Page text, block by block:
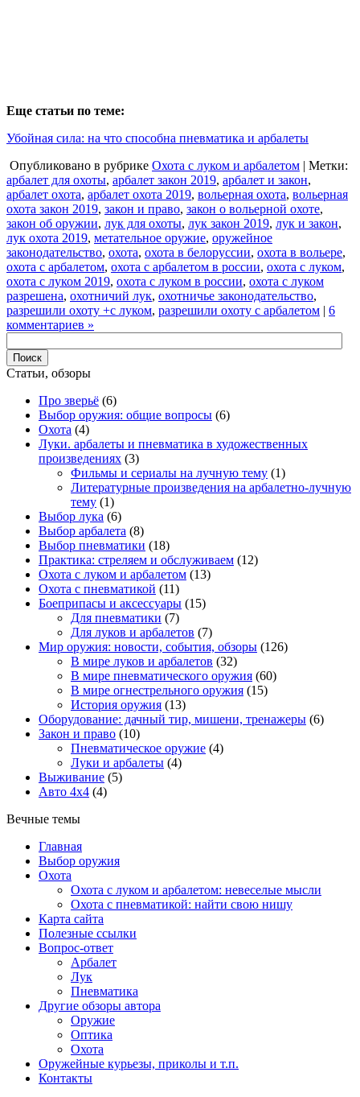
Еще статьи по теме:
Убойная сила: на что способна пневматика и арбалеты
Опубликовано в рубрике Охота с луком и арбалетом | Метки:
арбалет для охоты, арбалет закон 2019, арбалет и закон,
арбалет охота, арбалет охота 2019, вольерная охота, вольерная
охота закон 2019, закон и право, закон о вольерной охоте,
закон об оружии, лук для охоты, лук закон 2019, лук и закон,
лук охота 2019, метательное оружие, оружейное
законодательство, охота, охота в белоруссии, охота в вольере,
охота с арбалетом, охота с арбалетом в россии, охота с луком,
охота с луком 2019, охота с луком в россии, охота с луком
разрешена, охотничий лук, охотничье законодательство,
разрешили охоту +с луком, разрешили охоту с арбалетом | 6
комментариев »
Статьи, обзоры
Про зверьё (6)
Выбор оружия: общие вопросы (6)
Охота (4)
Луки. арбалеты и пневматика в художественных
произведениях (3)
Фильмы и сериалы на лучную тему (1)
Литературные произведения на арбалетно-лучную
тему (1)
Выбор лука (6)
Выбор арбалета (8)
Выбор пневматики (18)
Практика: стреляем и обслуживаем (12)
Охота с луком и арбалетом (13)
Охота с пневматикой (11)
Боеприпасы и аксессуары (15)
Для пневматики (7)
Для луков и арбалетов (7)
Мир оружия: новости, события, обзоры (126)
В мире луков и арбалетов (32)
В мире пневматического оружия (60)
В мире огнестрельного оружия (15)
История оружия (13)
Оборудование: дачный тир, мишени, тренажеры (6)
Закон и право (10)
Пневматическое оружие (4)
Луки и арбалеты (4)
Выживание (5)
Авто 4х4 (4)
Вечные темы
Главная
Выбор оружия
Охота
Охота с луком и арбалетом: невеселые мысли
Охота с пневматикой: найти свою нишу
Карта сайта
Полезные ссылки
Вопрос-ответ
Арбалет
Лук
Пневматика
Другие обзоры автора
Оружие
Оптика
Охота
Оружейные курьезы, приколы и т.п.
Контакты